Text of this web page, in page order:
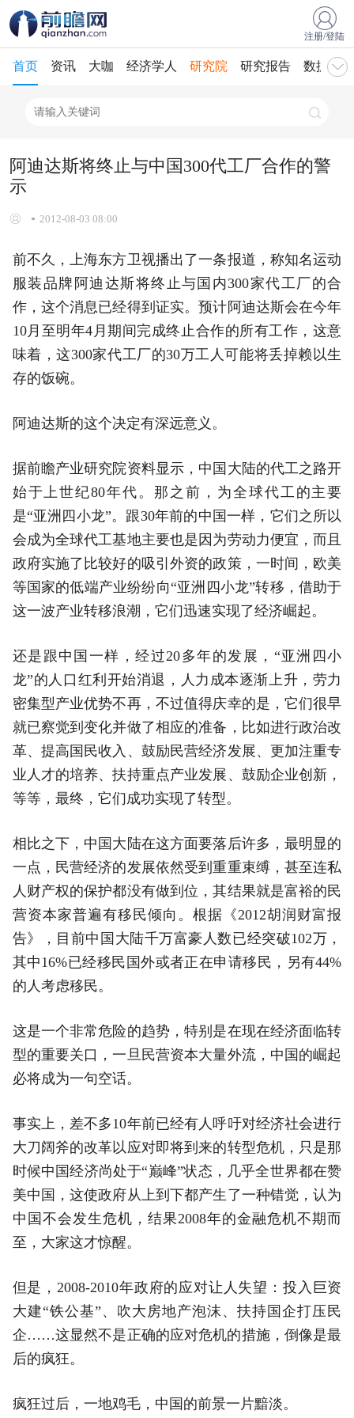
注册/登陆
首页 资讯 大咖 经济学人 研究院 研究报告 数据库
阿迪达斯将终止与中国300代工厂合作的警
示
2012-08-03 08:00
前不久，上海东方卫视播出了一条报道，称知名运动
服装品牌阿迪达斯将终止与国内300家代工厂的合
作，这个消息已经得到证实。预计阿迪达斯会在今年
10月至明年4月期间完成终止合作的所有工作，这意
味着，这300家代工厂的30万工人可能将丢掉赖以生
存的饭碗。
阿迪达斯的这个决定有深远意义。
据前瞻产业研究院资料显示，中国大陆的代工之路开
始于上世纪80年代。那之前，为全球代工的主要
是“亚洲四小龙”。跟30年前的中国一样，它们之所以
会成为全球代工基地主要也是因为劳动力便宜，而且
政府实施了比较好的吸引外资的政策，一时间，欧美
等国家的低端产业纷纷向“亚洲四小龙”转移，借助于
这一波产业转移浪潮，它们迅速实现了经济崛起。
还是跟中国一样，经过20多年的发展，“亚洲四小
龙”的人口红利开始消退，人力成本逐渐上升，劳力
密集型产业优势不再，不过值得庆幸的是，它们很早
就已察觉到变化并做了相应的准备，比如进行政治改
革、提高国民收入、鼓励民营经济发展、更加注重专
业人才的培养、扶持重点产业发展、鼓励企业创新，
等等，最终，它们成功实现了转型。
相比之下，中国大陆在这方面要落后许多，最明显的
一点，民营经济的发展依然受到重重束缚，甚至连私
人财产权的保护都没有做到位，其结果就是富裕的民
营资本家普遍有移民倾向。根据《2012胡润财富报
告》，目前中国大陆千万富豪人数已经突破102万，
其中16%已经移民国外或者正在申请移民，另有44%
的人考虑移民。
这是一个非常危险的趋势，特别是在现在经济面临转
型的重要关口，一旦民营资本大量外流，中国的崛起
必将成为一句空话。
事实上，差不多10年前已经有人呼吁对经济社会进行
大刀阔斧的改革以应对即将到来的转型危机，只是那
时候中国经济尚处于“巅峰”状态，几乎全世界都在赞
美中国，这使政府从上到下都产生了一种错觉，认为
中国不会发生危机，结果2008年的金融危机不期而
至，大家这才惊醒。
但是，2008-2010年政府的应对让人失望：投入巨资
大建“铁公基”、吹大房地产泡沫、扶持国企打压民
企……这显然不是正确的应对危机的措施，倒像是最
后的疯狂。
疯狂过后，一地鸡毛，中国的前景一片黯淡。